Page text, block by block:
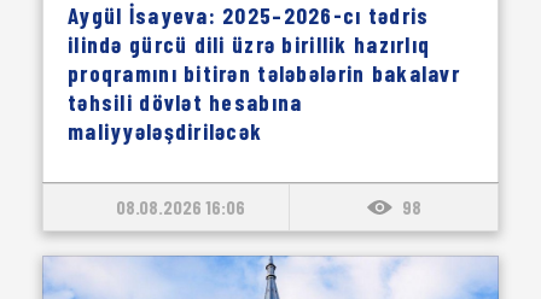
Aygül İsayeva: 2025–2026-cı tədris
ilində gürcü dili üzrə birillik hazırlıq
proqramını bitirən tələbələrin bakalavr
təhsili dövlət hesabına
maliyyələşdiriləcək
08.08.2026 16:06 98